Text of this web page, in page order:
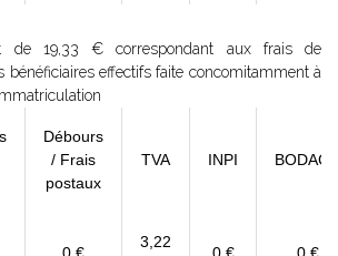
de 19,33 € correspondant aux frais de
bénéficiaires effectifs faite concomitamment à
Débours
/ Frais
postaux
TVA INPI
3,22